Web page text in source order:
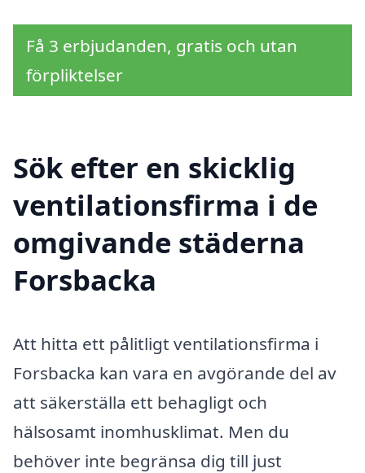
Få 3 erbjudanden, gratis och utan
förpliktelser
Sök efter en skicklig
ventilationsfirma i de
omgivande städerna
Forsbacka
Att hitta ett pålitligt ventilationsfirma i
Forsbacka kan vara en avgörande del av
att säkerställa ett behagligt och
hälsosamt inomhusklimat. Men du
behöver inte begränsa dig till just